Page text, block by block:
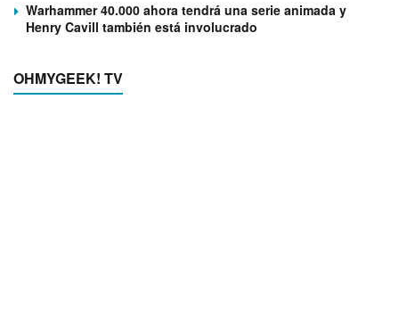
Warhammer 40.000 ahora tendrá una serie animada y
Henry Cavill también está involucrado
OHMYGEEK! TV